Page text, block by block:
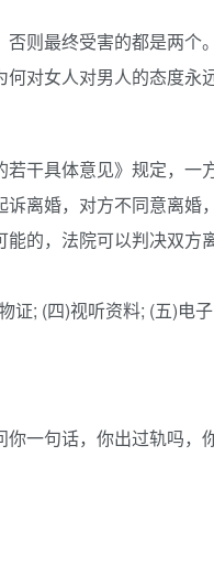
则最终受害的都是两个
对女人对男人的态度永
干具体意见》规定，一
离婚，对方不同意离婚
的，法院可以判决双方
证; (四)视听资料; (五)电子
一句话，你出过轨吗，